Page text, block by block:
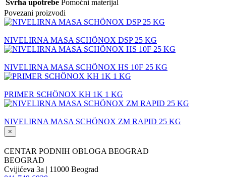
Svrha upotrebe Pomoćni materijal
Povezani proizvodi
NIVELIRNA MASA SCHÖNOX DSP 25 KG
NIVELIRNA MASA SCHÖNOX HS 10F 25 KG
PRIMER SCHÖNOX KH 1K 1 KG
NIVELIRNA MASA SCHÖNOX ZM RAPID 25 KG
×
CENTAR PODNIH OBLOGA BEOGRAD
BEOGRAD
Cvijićeva 3a | 11000 Beograd